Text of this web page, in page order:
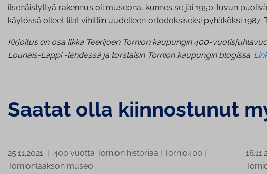
itsenäistyttyä rakennus oli museona, kunnes se jäi 1950-luvun
käytössä olleet tilat vihittiin uudelleen ortodoksiseksi pyhäköksi 1987.
Kirjoitus on osa Ilkka Teerijoen Tornion kaupungin 400-
Lounais-Lappi -lehdessä ja torstaisin Tornion kaupungin blogissa.
Saatat olla kiinnostunut
25.11.2021 400 vuotta Tornion historiaa Tornio400
Tornionlaakson museo